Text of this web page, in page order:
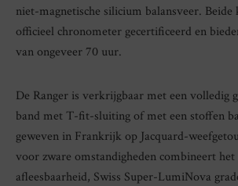
niet-magnetische silicium balansveer. Beide
officieel chronometer gecertificeerd en
van ongeveer 70 uur.
De Ranger is verkrijgbaar met een volledig
band met T-fit-sluiting of met een stoffen
geweven in Frankrijk op Jacquard-
voor zware omstandigheden combineert
afleesbaarheid, Swiss Super-LumiNova